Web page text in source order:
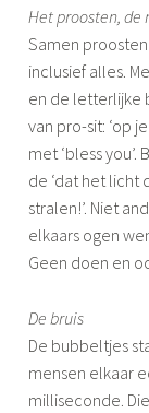
Het proosten, de
Samen
inclusief alles.
en de letterlijke
van pro-sit: ‘op
met ‘bless
de ‘dat het licht
stralen!’. Niet
elkaars ogen
Geen doen en
De bruis
De bubbeltjes
mensen elkaar
milliseconde.